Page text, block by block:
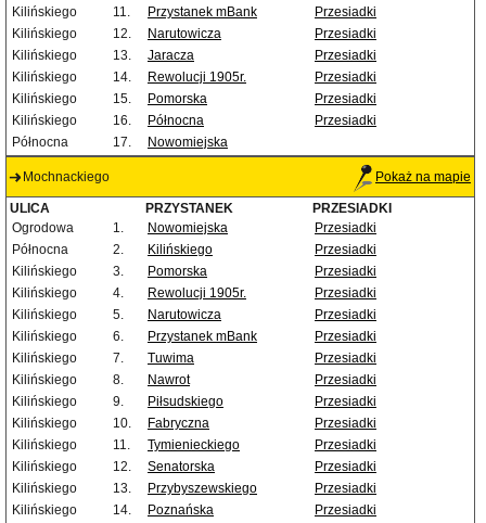
Kilińskiego
11. Przystanek mBank
Przesiadki
Kilińskiego
12. Narutowicza
Przesiadki
Kilińskiego
13. Jaracza
Przesiadki
Kilińskiego
14. Rewolucji 1905r.
Przesiadki
Kilińskiego
15. Pomorska
Przesiadki
Kilińskiego
16. Północna
Przesiadki
Północna
17. Nowomiejska
Mochnackiego Pokaż na mapie
ULICA PRZYSTANEK
PRZESIADKI
Ogrodowa
1. Nowomiejska
Przesiadki
Północna
2. Kilińskiego
Przesiadki
Kilińskiego
3. Pomorska
Przesiadki
Kilińskiego
4. Rewolucji 1905r.
Przesiadki
Kilińskiego
5. Narutowicza
Przesiadki
Kilińskiego
6. Przystanek mBank
Przesiadki
Kilińskiego
7. Tuwima
Przesiadki
Kilińskiego
8. Nawrot
Przesiadki
Kilińskiego
9. Piłsudskiego
Przesiadki
Kilińskiego
10. Fabryczna
Przesiadki
Kilińskiego
11. Tymienieckiego
Przesiadki
Kilińskiego
12. Senatorska
Przesiadki
Kilińskiego
13. Przybyszewskiego
Przesiadki
Kilińskiego
14. Poznańska Przesiadki